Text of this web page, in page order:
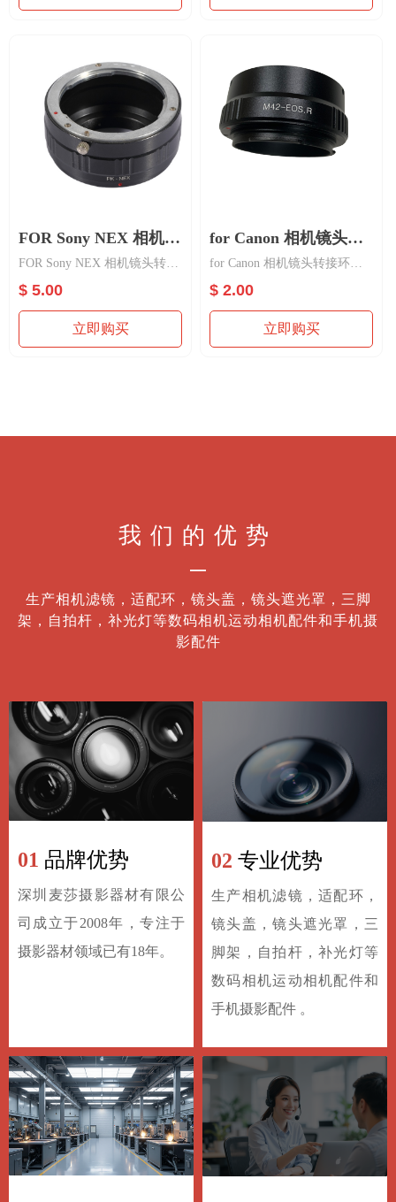
我们的优势
生产相机滤镜，适配环，镜头盖，镜头遮光罩，三脚
架，自拍杆，补光灯等数码相机运动相机配件和手机摄
影配件
—
01 品牌优势
深圳麦莎摄影器材有限公
司成立于2008年，专注于
摄影器材领域已有18年。
02 专业优势
生产相机滤镜，适配环，
镜头盖，镜头遮光罩，三
脚架，自拍杆，补光灯等
数码相机运动相机配件和
手机摄影配件 。
FOR Sony NEX 相机镜
头转接环
FOR Sony NEX 相机镜头转接
环
功能：镜头转接，手动
for Sony NEX 相机
$ 5.00
立即购买
for Canon 相机镜头转
接环
for Canon 相机镜头转接环
材质：铝合金
for Canon 相机
$ 2.00
立即购买